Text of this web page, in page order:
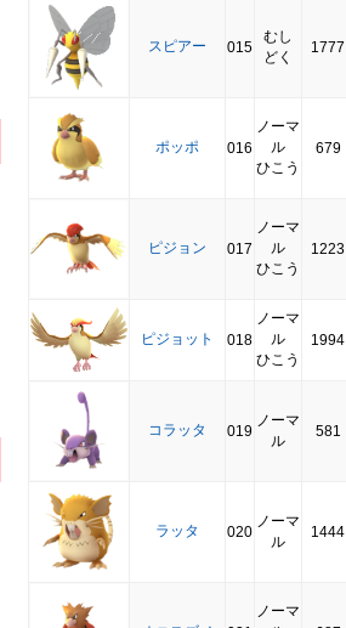
スピアー 015
むし
どく
1777
ポッポ 016
ノーマ
ル
ひこう
679
ピジョン 017
ノーマ
ル
ひこう
1223
ピジョット 018
ノーマ
ル
ひこう
1994
コラッタ 019
ノーマ
ル
581
ラッタ 020
ノーマ
ル
1444
ノーマ